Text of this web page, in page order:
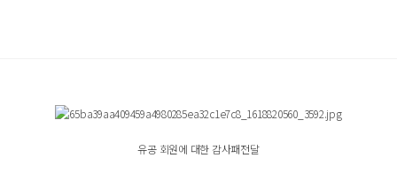
유공 회원에 대한 감사패전달